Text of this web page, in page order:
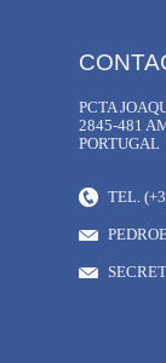
TEL.
PCTA
2845-481
PORTUGAL